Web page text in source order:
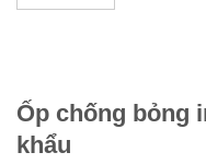
Ốp chống bỏng
khẩu